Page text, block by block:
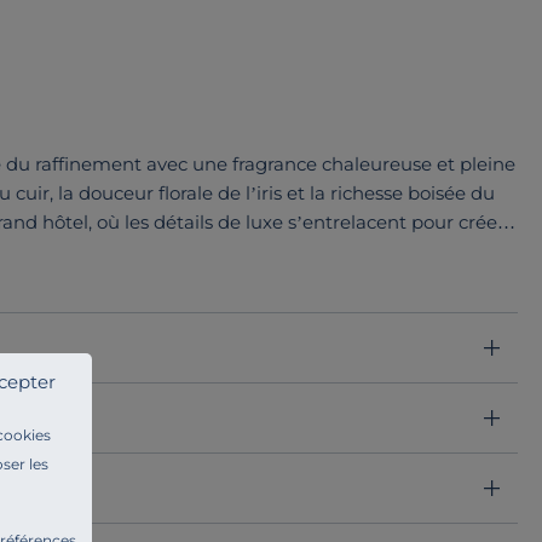
les
du raffinement avec une fragrance chaleureuse et pleine
la douceur florale de l’iris et la richesse boisée du
hôtel, où les détails de luxe s’entrelacent pour créer
de votre maison, avec un parfum à la fois riche et